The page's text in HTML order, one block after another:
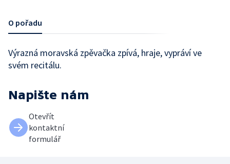
O pořadu
Výrazná moravská zpěvačka zpívá, hraje, vypráví ve
svém recitálu.
Napište nám
Otevřít
kontaktní
formulář